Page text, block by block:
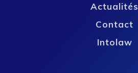
Actualités
Contact
Intolaw